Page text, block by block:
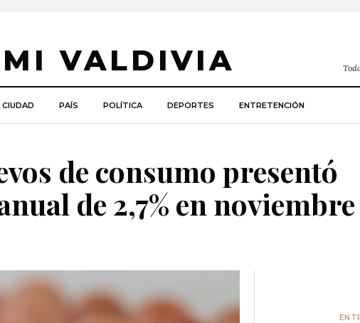
MI VALDIVIA
CIUDAD PAÍS POLÍTICA DEPORTES ENTRETENCIÓN
de consumo presentó
de 2,7% en noviembre